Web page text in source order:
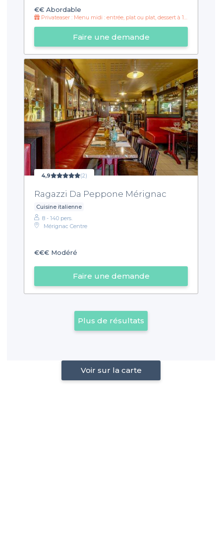
€€ Abordable
Privateaser : Menu midi : entrée, plat ou plat, dessert à 15€ !
Faire une demande
4,9 (2)
Ragazzi Da Peppone Mérignac
Cuisine italienne
8 - 140 pers.
Mérignac Centre
€€€ Modéré
Faire une demande
Plus de résultats
Voir sur la carte